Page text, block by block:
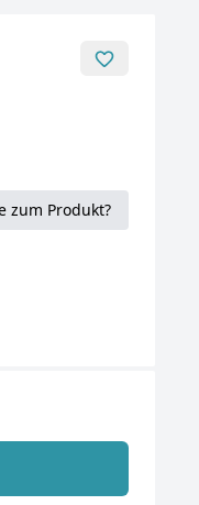
zum Produkt?